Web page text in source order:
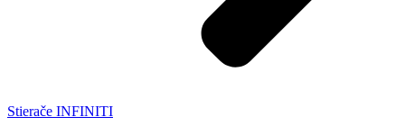
Stierače INFINITI